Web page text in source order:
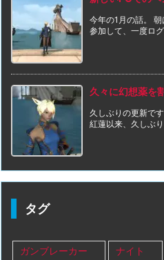
今年の1月の話。
参加して、一度ロ
久々に幻想薬を
久しぶりの更新で
紅蓮以来、久しぶ
タグ
ガンブレーカー ナイト